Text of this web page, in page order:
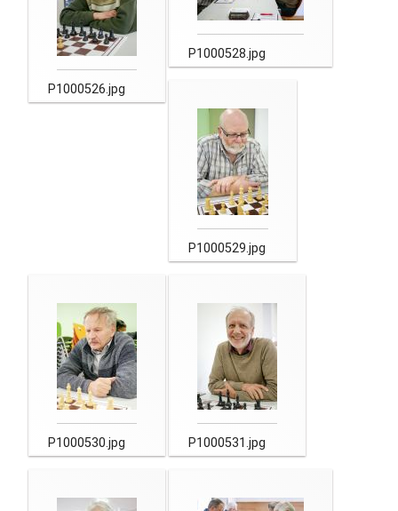
P1000526.jpg
P1000528.jpg
P1000529.jpg
P1000530.jpg P1000531.jpg